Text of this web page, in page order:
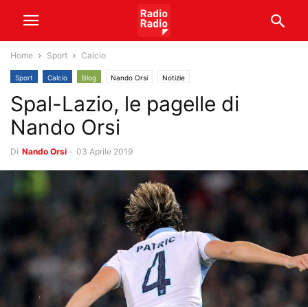
Home Sport Calcio
Sport Calcio Blog Nando Orsi Notizie
Spal-Lazio, le pagelle di
Nando Orsi
Di Nando Orsi - 03 Aprile 2019